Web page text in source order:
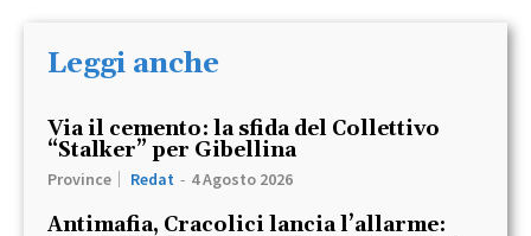
Leggi anche
Via il cemento: la sfida del Collettivo
“Stalker” per Gibellina
Province Redat - 4 Agosto 2026
Antimafia, Cracolici lancia l’allarme: